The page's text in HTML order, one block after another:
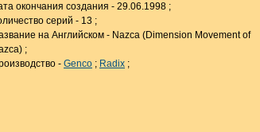
окончания создания - 29.06.1998 ;
серий - 13 ;
на Английском - Nazca (Dimension Movement of
;
- Genco ; Radix ;